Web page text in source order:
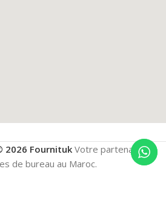
2026 FournitukVotre partenaire en
de bureau au Maroc.